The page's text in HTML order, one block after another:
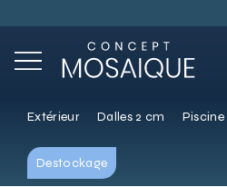
Extérieur Dalles 2 cm Piscine
Destockage